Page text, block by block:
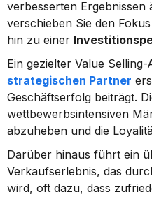
verbesserten Ergebnissen
verschieben Sie den
hin zu einer
strategischen Partner
Geschäftserfolg beiträgt.
wettbewerbsintensiven
abzuheben und die
Darüber hinaus führt ein
Verkaufserlebnis, das